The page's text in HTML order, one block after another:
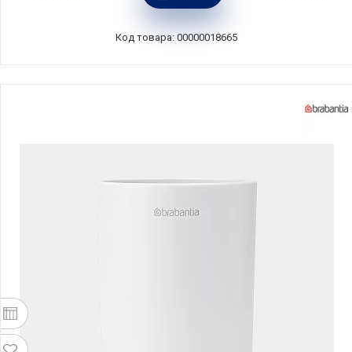
металлик, Joseph Joseph, Великобритания,
Код товара: 00000018665